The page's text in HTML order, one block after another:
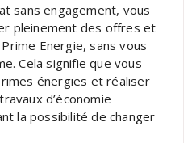
sans engagement, vous
pleinement des offres et
Energie, sans vous
Cela signifie que vous
énergies et réaliser
d’économie
la possibilité de changer